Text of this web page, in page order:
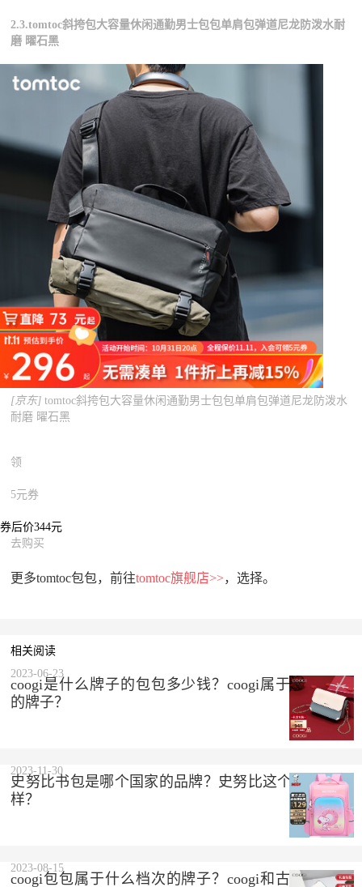
2.3.tomtoc斜挎包大容量休闲通勤男士包包单肩包弹道尼龙防泼水耐
磨 曜石黑
[京东] tomtoc斜挎包大容量休闲通勤男士包包单肩包弹道尼龙防泼水
耐磨 曜石黑
领
5元券
券后价344元
去购买
更多tomtoc包包，前往tomtoc旗舰店>>，选择。
相关阅读
coogi是什么牌子的包包多少钱？coogi属于什么档次
的牌子？
2023-06-23
史努比书包是哪个国家的品牌？史努比这个品牌怎么
样？
2023-11-30
coogi包包属于什么档次的牌子？coogi和古驰是一个
2023-08-15